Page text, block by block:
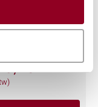
5x5mtr.
afbouw)